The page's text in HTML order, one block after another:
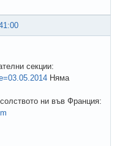
секции:
Няма
ни във Франция: